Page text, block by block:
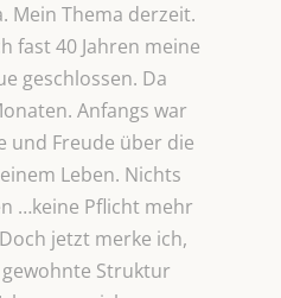
Mein Thema derzeit.
fast 40 Jahren meine
geschlossen. Da
Anfangs war
und Freude über die
Leben. Nichts
…keine Pflicht mehr
jetzt merke ich,
Struktur